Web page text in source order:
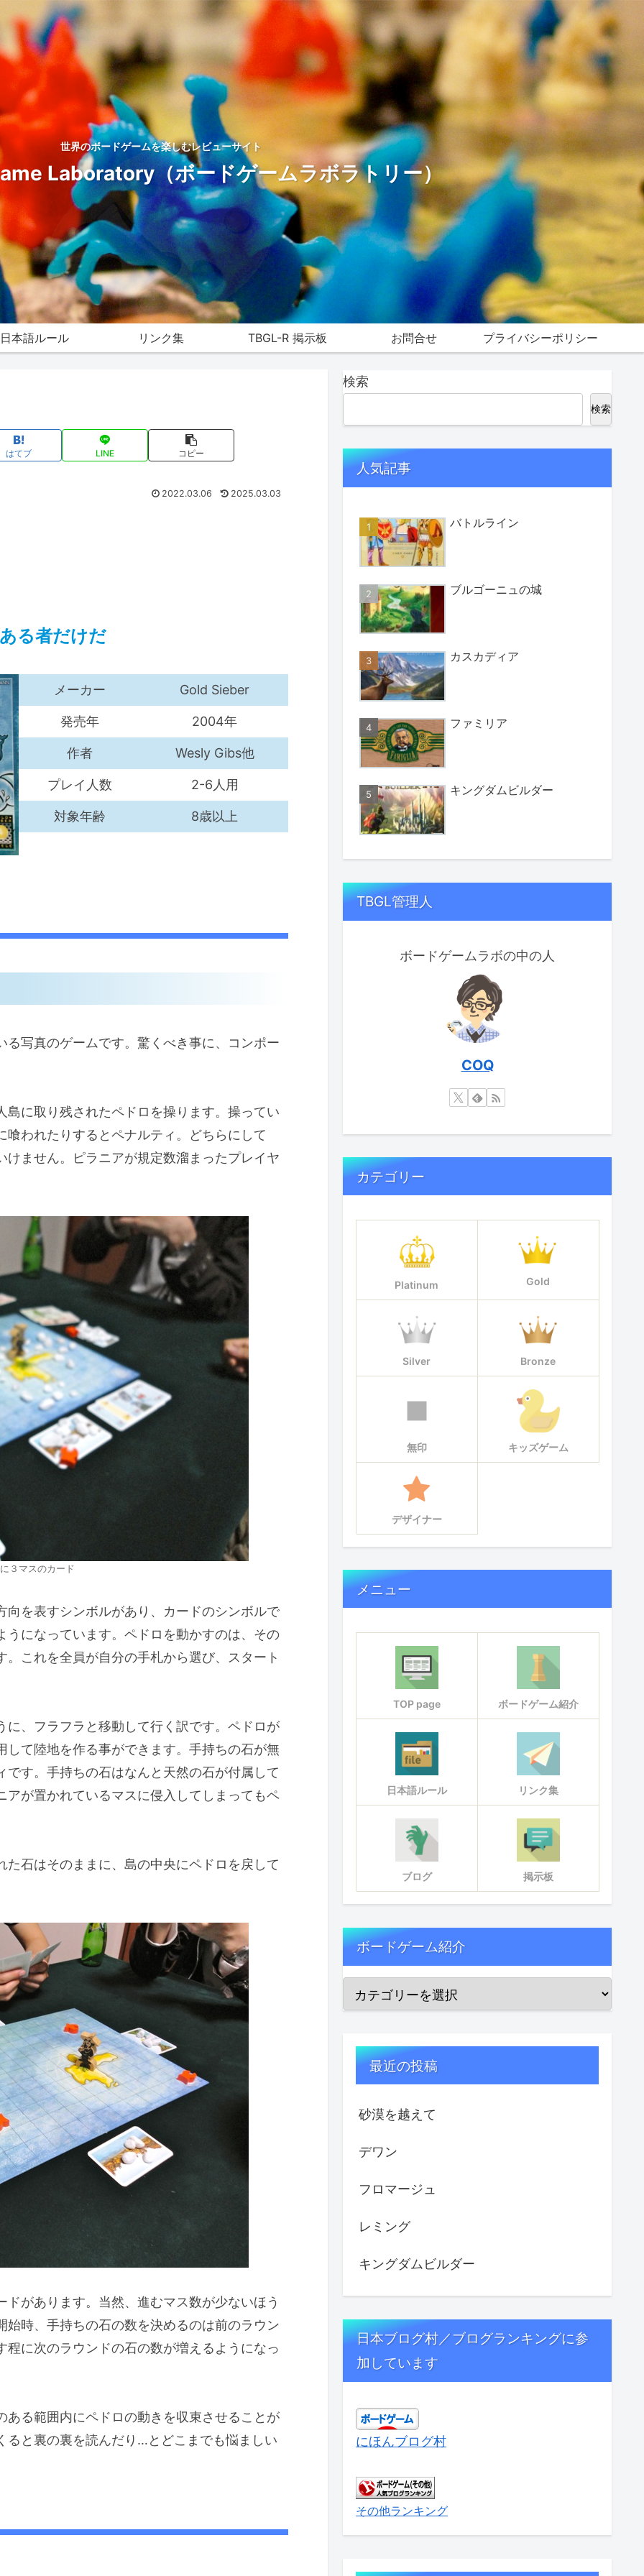
世界のボードゲームを楽しむレビューサイト
Laboratory（ボードゲームラボラトリー）
日本語ルール リンク集 TBGL-R 掲示板 お問合せ プライバシーポリシー
はてブ LINE コピー
2022.03.06 2025.03.03
る者だけだ
メーカー Gold Sieber
発売年 2004年
作者 Wesly Gibs他
プレイ人数 2-6人用
対象年齢 8歳以上
写真のゲームです。驚くべき事に、コンポー
に取り残されたペドロを操ります。操ってい
われたりするとペナルティ。どちらにして
ません。ピラニアが規定数溜まったプレイヤ
３マスのカード
を表すシンボルがあり、カードのシンボルで
になっています。ペドロを動かすのは、その
これを全員が自分の手札から選び、スタート
、フラフラと移動して行く訳です。ペドロが
て陸地を作る事ができます。手持ちの石が無
す。手持ちの石はなんと天然の石が付属して
が置かれているマスに侵入してしまってもペ
石はそのままに、島の中央にペドロを戻して
があります。当然、進むマス数が少ないほう
時、手持ちの石の数を決めるのは前のラウン
に次のラウンドの石の数が増えるようになっ
る範囲内にペドロの動きを収束させることが
ると裏の裏を読んだり…とどこまでも悩ましい
検索
検索
人気記事
バトルライン
ブルゴーニュの城
カスカディア
ファミリア
キングダムビルダー
TBGL管理人
ボードゲームラボの中の人
COQ
カテゴリー
Platinum Gold
Silver Bronze
無印 キッズゲーム
デザイナー
メニュー
TOP page ボードゲーム紹介
日本語ルール リンク集
ブログ 掲示板
ボードゲーム紹介
最近の投稿
砂漠を越えて
デワン
フロマージュ
レミング
キングダムビルダー
日本ブログ村／ブログランキングに参
加しています
にほんブログ村
その他ランキング